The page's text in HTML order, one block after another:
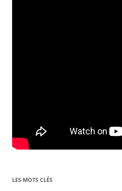
LES MOTS CLÉS